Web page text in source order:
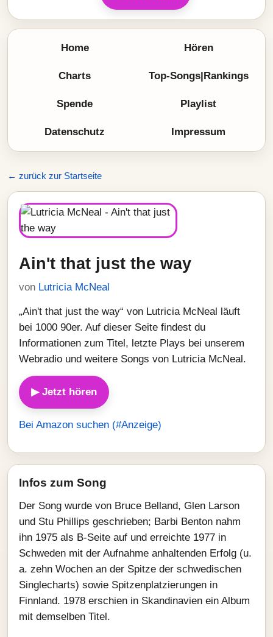
Home Hören
Charts Top-Songs|Rankings
Spende Playlist
Datenschutz Impressum
← zurück zur Startseite
Ain't that just the way
von Lutricia McNeal
„Ain't that just the way“ von Lutricia McNeal läuft
bei 1000 90er. Auf dieser Seite findest du
Informationen zum Titel, letzte Plays bei unserem
Webradio und weitere Songs von Lutricia McNeal.
▶ Jetzt hören
Bei Amazon suchen (#Anzeige)
Infos zum Song
Der Song wurde von Bruce Belland, Glen Larson
und Stu Phillips geschrieben; Barbi Benton nahm
ihn 1975 als B-Seite auf und erreichte 1977 in
Schweden mit der Aufnahme anhaltenden Erfolg (u.
a. zehn Wochen an der Spitze der schwedischen
Singlecharts) sowie Spitzenplatzierungen in
Finnland. 1978 erschien in Skandinavien ein Album
mit demselben Titel.